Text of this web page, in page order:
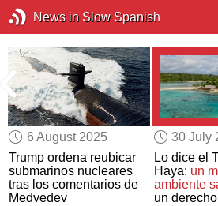
News in Slow Spanish
6 August 2025
Trump ordena reubicar
submarinos nucleares
tras los comentarios de
Medvedev
30 July
Lo dice el
Haya: un
ambiente
un